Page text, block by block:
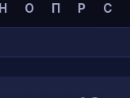
Н О П Р С